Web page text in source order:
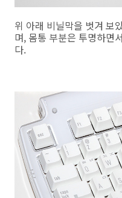
위 아래 비닐막을 벗겨 보
며, 몸통 부분은 투명하면
다.